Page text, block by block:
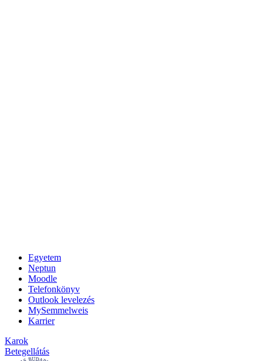
Egyetem
Neptun
Moodle
Telefonkönyv
Outlook levelezés
MySemmelweis
Karrier
Karok
Betegellátás